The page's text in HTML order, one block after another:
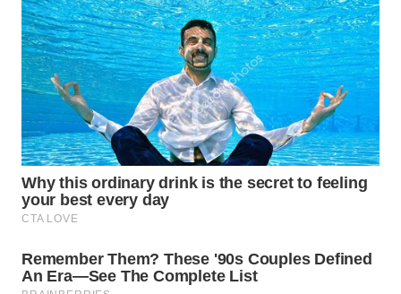
WN
SUMEDANG
WN
CIANJUR
WN
KEPULAUAN
SERIBU